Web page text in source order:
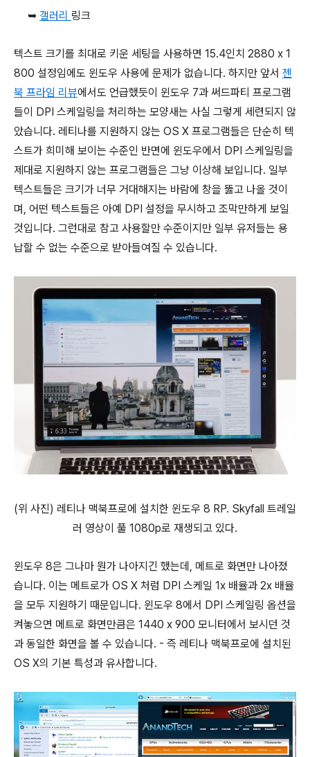
➥ 갤러리 링크
텍스트 크기를 최대로 키운 세팅을 사용하면 15.4인치 2880 x 1
800 설정임에도 윈도우 사용에 문제가 없습니다. 하지만 앞서 젠
북 프라임 리뷰에서도 언급했듯이 윈도우 7과 써드파티 프로그램
들이 DPI 스케일링을 처리하는 모양새는 사실 그렇게 세련되지 않
았습니다. 레티나를 지원하지 않는 OS X 프로그램들은 단순히 텍
스트가 희미해 보이는 수준인 반면에 윈도우에서 DPI 스케일링을
제대로 지원하지 않는 프로그램들은 그냥 이상해 보입니다. 일부
텍스트들은 크기가 너무 거대해지는 바람에 창을 뚫고 나올 것이
며, 어떤 텍스트들은 아예 DPI 설정을 무시하고 조막만하게 보일
것입니다. 그런대로 참고 사용할만 수준이지만 일부 유저들는 용
납할 수 없는 수준으로 받아들여질 수 있습니다.
(위 사진) 레티나 맥북프로에 설치한 윈도우 8 RP. Skyfall 트레일
러 영상이 풀 1080p로 재생되고 있다.
윈도우 8은 그나마 뭔가 나아지긴 했는데, 메트로 화면만 나아졌
습니다. 이는 메트로가 OS X 처럼 DPI 스케일 1x 배율과 2x 배율
을 모두 지원하기 때문입니다. 윈도우 8에서 DPI 스케일링 옵션을
켜놓으면 메트로 화면만큼은 1440 x 900 모니터에서 보시던 것
과 동일한 화면을 볼 수 있습니다. - 즉 레티나 맥북프로에 설치된
OS X의 기본 특성과 유사합니다.